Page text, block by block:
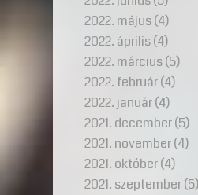
2022. május(4)
2022. április(4)
2022. március(5)
2022. február(4)
2022. január(4)
2021. december(5)
2021. november(4)
2021. október(4)
2021. szeptember(5)